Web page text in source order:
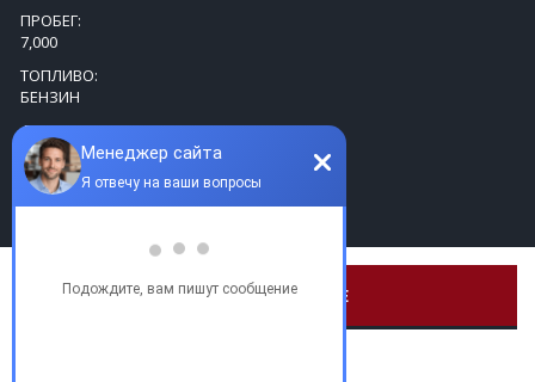
ПРОБЕГ:
7,000
ТОПЛИВО:
БЕНЗИН
ДВИГАТЕЛЬ, СМ3:
2500
КОРОБКА ПЕРЕДАЧ:
АВТОМАТИЧЕСКАЯ
ХОЧУ ТАКУЮ ЖЕ